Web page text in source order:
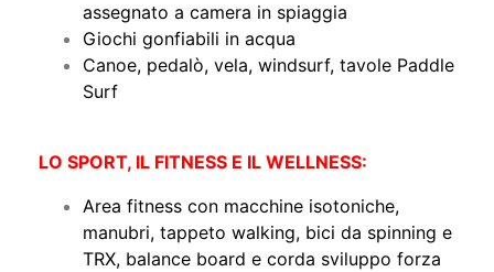
assegnato a camera in spiaggia
Giochi gonfiabili in acqua
Canoe, pedalò, vela, windsurf, tavole Paddle
Surf
LO SPORT, IL FITNESS E IL WELLNESS:
Area fitness con macchine isotoniche,
manubri, tappeto walking, bici da spinning e
TRX, balance board e corda sviluppo forza